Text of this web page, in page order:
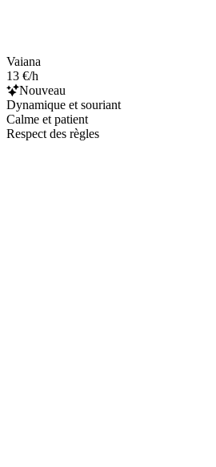
Vaiana
13 €/h
Nouveau
Dynamique et souriant
Calme et patient
Respect des règles